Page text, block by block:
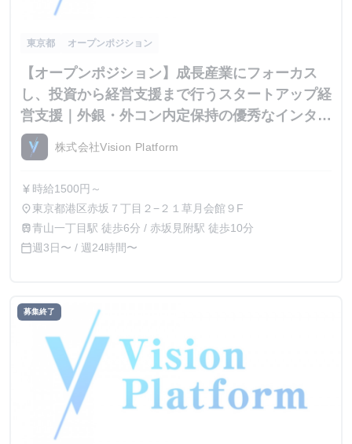
東京都 オープンポジション
【オープンポジション】成長産業にフォーカス
し、投資から経営支援まで行うスタートアップ経
営支援｜外銀・外コン内定保持の優秀なインター
ン生が集結
株式会社Vision Platform
currency_yen 時給1500円～
place東京都港区赤坂７丁目２−２１草月会館９F
train青山一丁目駅 徒歩6分 / 赤坂見附駅 徒歩10分
calendar_today週3日〜 / 週24時間〜
募集終了